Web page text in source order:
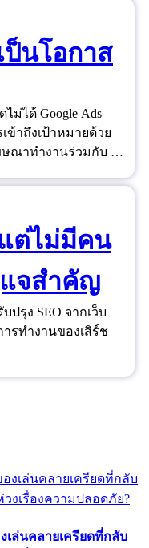
ป็นโอกาส
ม่ได้ Google Ads
ข้าถึงเป้าหมายด้วย
ณาทำงานร่วมกับ AI
ต่ไม่มีคน
แจสำคัญ
รุง SEO จากเว็บ
ารทำงานของเสิร์ช
เล่นคลายเครียดที่กลับ